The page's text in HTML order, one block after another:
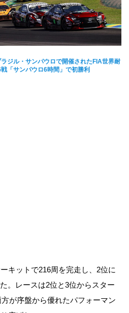
ジル・サンパウロで開催されたFIA世界耐
「サンパウロ6時間」で初勝利
キットで216周を完走し、2位に
。レースは2位と3位からスター
が序盤から優れたパフォーマン